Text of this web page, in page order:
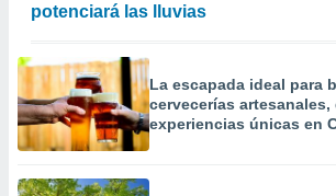
potenciará las lluvias
La escapada ideal para
cervecerías
experiencias únicas en